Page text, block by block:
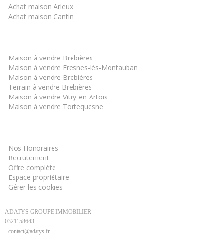
Achat maison Arleux
Achat maison Cantin
Maison à vendre Brebières
Maison à vendre Fresnes-lès-Montauban
Maison à vendre Brebières
Terrain à vendre Brebières
Maison à vendre Vitry-en-Artois
Maison à vendre Tortequesne
Nos Honoraires
Recrutement
Offre complète
Espace propriétaire
Gérer les cookies
ADATYS GROUPE IMMOBILIER
0321158643
contact@adatys.fr